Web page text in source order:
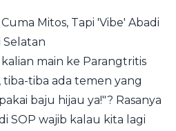
Mitos, Tapi 'Vibe' Abadi
Selatan
main ke Parangtritis
tiba ada temen yang
baju hijau ya!"? Rasanya
SOP wajib kalau kita lagi